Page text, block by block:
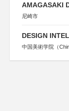
AMAGASAKI
尼崎市
DESIGN
中国美術学院（